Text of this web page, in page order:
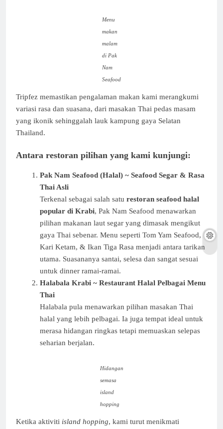
Menu
makan
malam
di Pak
Nam
Seafood
Tripfez memastikan pengalaman makan kami merangkumi
variasi rasa dan suasana, dari masakan Thai pedas masam
yang ikonik sehinggalah lauk kampung gaya Selatan
Thailand.
Antara restoran pilihan yang kami kunjungi:
Pak Nam Seafood (Halal) ~ Seafood Segar & Rasa
Thai Asli
Terkenal sebagai salah satu restoran seafood halal
popular di Krabi, Pak Nam Seafood menawarkan
pilihan makanan laut segar yang dimasak mengikut
gaya Thai sebenar. Menu seperti Tom Yam Seafood,
Kari Ketam, & Ikan Tiga Rasa menjadi antara tarikan
utama. Suasananya santai, selesa dan sangat sesuai
untuk dinner ramai-ramai.
Halabala Krabi ~ Restaurant Halal Pelbagai Menu
Thai
Halabala pula menawarkan pilihan masakan Thai
halal yang lebih pelbagai. Ia juga tempat ideal untuk
merasa hidangan ringkas tetapi memuaskan selepas
seharian berjalan.
Hidangan
semasa
island
hopping
Ketika aktiviti island hopping, kami turut menikmati